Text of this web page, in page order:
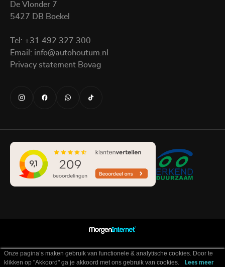
De Vlonder 7
5427 DB Boekel
Tel: +31 492 327 300
Email: info@autohoutum.nl
Privacy statement Bovag
Onze pagina’s maken gebruik van functionele & analytische cookies. Door te
klikken op "Akkoord" ga je akkoord met ons gebruik van cookies.
Lees meer